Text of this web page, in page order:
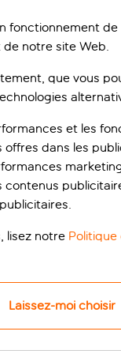
de
de la Plaça
du XVIIe
au
à la
qu’une
fonctionnement
notre site Web.
que vous
et les
offres dans les
contenus
lisez notre
Laissez-moi choisir